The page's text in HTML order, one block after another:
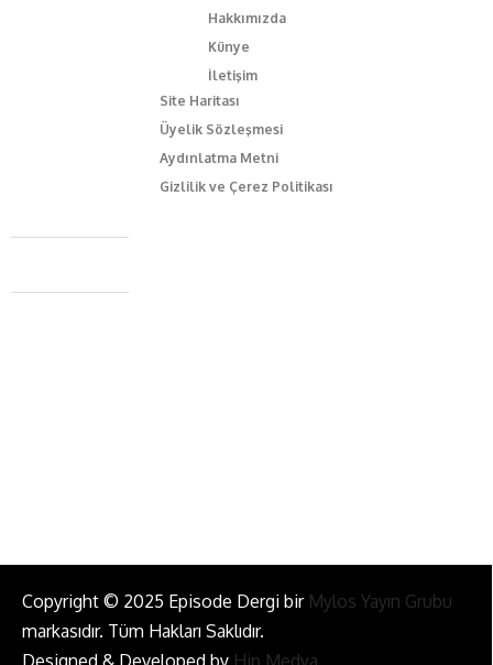
Hakkımızda
Künye
İletişim
Site Haritası
Üyelik Sözleşmesi
Aydınlatma Metni
Gizlilik ve Çerez Politikası
Caferağa Mah. Dr. Şakir Paşa Sok. No3/A Kadıköy İstanbul
+90 543 345 46 00
Copyright © 2025 Episode Dergi bir Mylos Yayın Grubu
markasıdır. Tüm Hakları Saklıdır.
Designed & Developed by Hip Medya